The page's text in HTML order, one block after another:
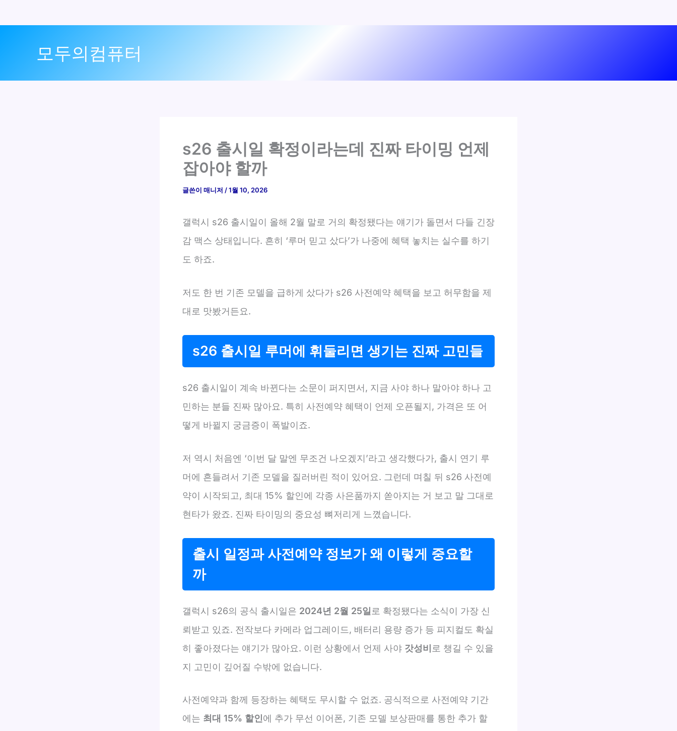
모두의컴퓨터
s26 출시일 확정이라는데 진짜 타이밍 언제
잡아야 할까
글쓴이 매니저 /1월 10, 2026
갤럭시 s26 출시일이 올해 2월 말로 거의 확정됐다는 얘기가 돌면서 다들 긴장
감 맥스 상태입니다. 흔히 ‘루머 믿고 샀다’가 나중에 혜택 놓치는 실수를 하기
도 하죠.
저도 한 번 기존 모델을 급하게 샀다가 s26 사전예약 혜택을 보고 허무함을 제
대로 맛봤거든요.
s26 출시일 루머에 휘둘리면 생기는 진짜 고민들
s26 출시일이 계속 바뀐다는 소문이 퍼지면서, 지금 사야 하나 말아야 하나 고
민하는 분들 진짜 많아요. 특히 사전예약 혜택이 언제 오픈될지, 가격은 또 어
떻게 바뀔지 궁금증이 폭발이죠.
저 역시 처음엔 ‘이번 달 말엔 무조건 나오겠지’라고 생각했다가, 출시 연기 루
머에 흔들려서 기존 모델을 질러버린 적이 있어요. 그런데 며칠 뒤 s26 사전예
약이 시작되고, 최대 15% 할인에 각종 사은품까지 쏟아지는 거 보고 말 그대로
현타가 왔죠. 진짜 타이밍의 중요성 뼈저리게 느꼈습니다.
출시 일정과 사전예약 정보가 왜 이렇게 중요할
까
갤럭시 s26의 공식 출시일은 2024년 2월 25일 로 확정됐다는 소식이 가장 신
뢰받고 있죠. 전작보다 카메라 업그레이드, 배터리 용량 증가 등 피지컬도 확실
히 좋아졌다는 얘기가 많아요. 이런 상황에서 언제 사야 갓성비 로 챙길 수 있을
지 고민이 깊어질 수밖에 없습니다.
사전예약과 함께 등장하는 혜택도 무시할 수 없죠. 공식적으로 사전예약 기간
에는 최대 15% 할인에 추가 무선 이어폰, 기존 모델 보상판매를 통한 추가 할